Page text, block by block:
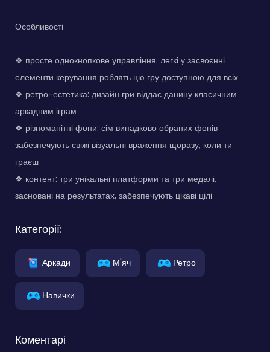
Особливості
❖ просте однокнопкове управління: легкі у засвоєнні
елементи керування роблять цю гру доступною для всіх
❖ ретро-естетика: дизайн гри віддає данину класичним
аркадним іграм
❖ різноманітні фони: сім випадково обраних фонів
забезпечують свіжі візуальні враження щоразу, коли ти
граєш
❖ контент: три унікальні платформи та три медалі,
засновані на результатах, забезпечують цікаві цілі
Категорії:
Аркади М'яч Ретро
Навички
Коментарі